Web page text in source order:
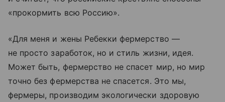
«прокормить всю Россию».
«Для меня и жены Ребекки фермерство —
не просто заработок, но и стиль жизни, идея.
Может быть, фермерство не спасет мир, но мир
точно без фермерства не спасется. Это мы,
фермеры, производим экологически здоровую